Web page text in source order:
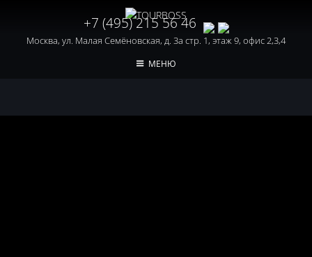
+7 (495) 215 56 46
Москва, ул. Малая Семёновская, д. 3а стр. 1, этаж 9, офис 2,3,4
МЕНЮ